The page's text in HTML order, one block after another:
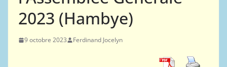
2023 (Hambye)
9 octobre 2023 Ferdinand Jocelyn